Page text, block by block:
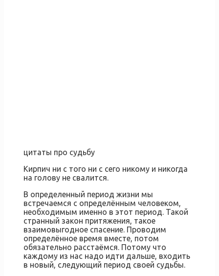
цитаты про судьбу
Кирпич ни с того ни с сего никому и никогда
на голову не свалится.
В определенный период жизни мы
встречаемся с определённым человеком,
необходимым именно в этот период. Такой
странный закон притяжения, такое
взаимовыгодное спасение. Проводим
определённое время вместе, потом
обязательно расстаёмся. Потому что
каждому из нас надо идти дальше, входить
в новый, следующий период своей судьбы.